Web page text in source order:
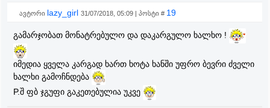
ავტორი lazy_girl 31/07/2018, 05:09 | პოსტი # 19
გამარჯობათ მონატრებულო და დაკარგულო ხალხო !
იმედია ყველა კარგად ხართ ხოტა ხანში უფრო ბევრი ძველი
ხალხი გამოჩნდება
P.შ ფბ ჯგუფი გაკეთებულია უკვე